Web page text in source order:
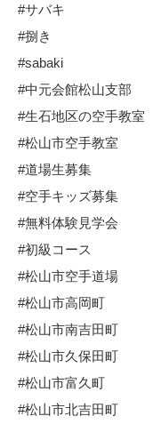
#サバキ
#捌き
#sabaki
#中元会館松山支部
#生石地区の空手教室
#松山市空手教室
#道場生募集
#空手キッズ募集
#無料体験見学会
#初級コース
#松山市空手道場
#松山市高岡町
#松山市南吉田町
#松山市久保田町
#松山市富久町
#松山市北吉田町